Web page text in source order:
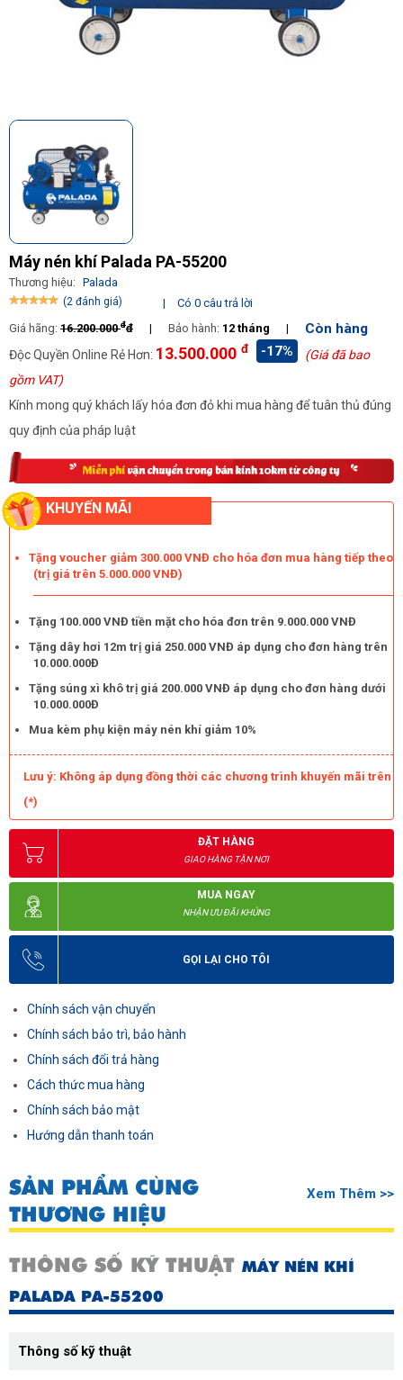
Máy nén khí Palada PA-55200
Thương hiệu: Palada
(2 đánh giá) |
Có 0 câu trả lời
Giá hãng: 16.200.000đđ | Bảo hành: 12 tháng | Còn hàng
Độc Quyền Online Rẻ Hơn: 13.500.000 đ -17%
(Giá đã bao
gồm VAT)
Kính mong quý khách lấy hóa đơn đỏ khi mua hàng để tuân thủ đúng
quy định của pháp luật
KHUYẾN MÃI
Tặng voucher giảm 300.000 VNĐ cho hóa đơn mua hàng tiếp theo
(trị giá trên 5.000.000 VNĐ)
Tặng 100.000 VNĐ tiền mặt cho hóa đơn trên 9.000.000 VNĐ
Tặng dây hơi 12m trị giá 250.000 VNĐ áp dụng cho đơn hàng trên
10.000.000Đ
Tặng súng xì khô trị giá 200.000 VNĐ áp dụng cho đơn hàng dưới
10.000.000Đ
Mua kèm phụ kiện máy nén khí giảm 10%
Lưu ý: Không áp dụng đồng thời các chương trình khuyến mãi trên
(*)
ĐẶT HÀNG
GIAO HÀNG TẬN NƠI
MUA NGAY
NHẬN ƯU ĐÃI KHỦNG
GỌI LẠI CHO TÔI
Chính sách vận chuyển
Chính sách bảo trì, bảo hành
Chính sách đổi trả hàng
Cách thức mua hàng
Chính sách bảo mật
Hướng dẫn thanh toán
SẢN PHẨM CÙNG
THƯƠNG HIỆU
Xem Thêm >>
THÔNG SỐ KỸ THUẬT MÁY NÉN KHÍ
PALADA PA-55200
Thông số kỹ thuật